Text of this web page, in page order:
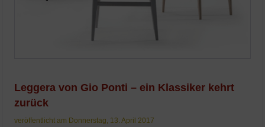
Leggera von Gio Ponti – ein Klassiker kehrt
zurück
veröffentlicht am Donnerstag, 13. April 2017